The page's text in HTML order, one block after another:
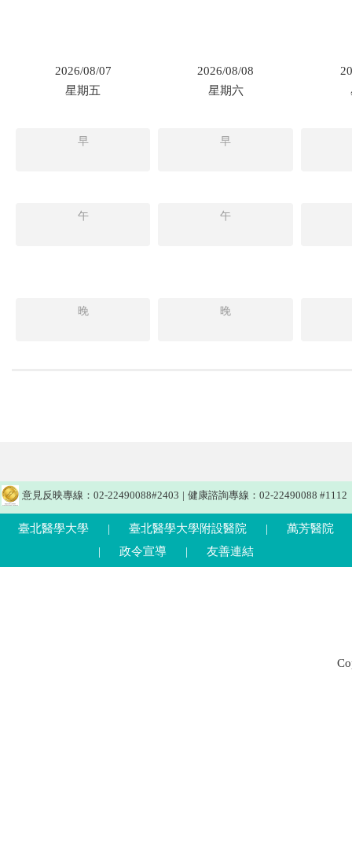
2026/08/07
星期五
2026/08/08
星期六
早 早
午 午
晚 晚
意見反映專線：02-22490088#2403 | 健康諮詢專線：02-22490088 #1112
臺北醫學大學 | 臺北醫學大學附設醫院 |
萬芳醫院
|
政令宣導 | 友善連結